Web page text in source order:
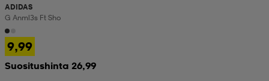
ADIDAS
G Anml3s Ft Sho
9,99
Suositushinta 26,99